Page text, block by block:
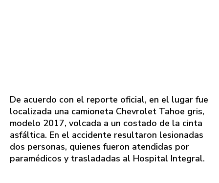
De acuerdo con el reporte oficial, en el lugar fue
localizada una camioneta Chevrolet Tahoe gris,
modelo 2017, volcada a un costado de la cinta
asfáltica. En el accidente resultaron lesionadas
dos personas, quienes fueron atendidas por
paramédicos y trasladadas al Hospital Integral.